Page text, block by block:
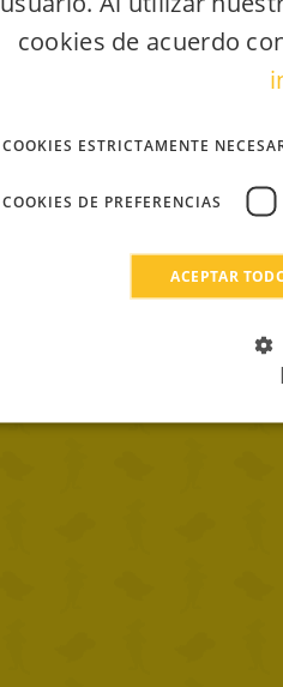
cookies de acuerdo
COOKIES ESTRICTAMENTE
COOKIES DE PREFERENCIAS
ACEPTAR